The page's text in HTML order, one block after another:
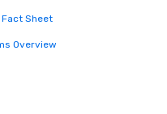
Sheet
Overview